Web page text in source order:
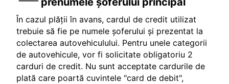
În cazul plății în avans, cardul de credit utilizat
trebuie să fie pe numele șoferului și prezentat la
colectarea autovehiculului. Pentru unele categorii
de autovehicule, vor fi solicitate obligatoriu 2
carduri de credit. Nu sunt acceptate cardurile de
plată care poartă cuvintele "card de debit",